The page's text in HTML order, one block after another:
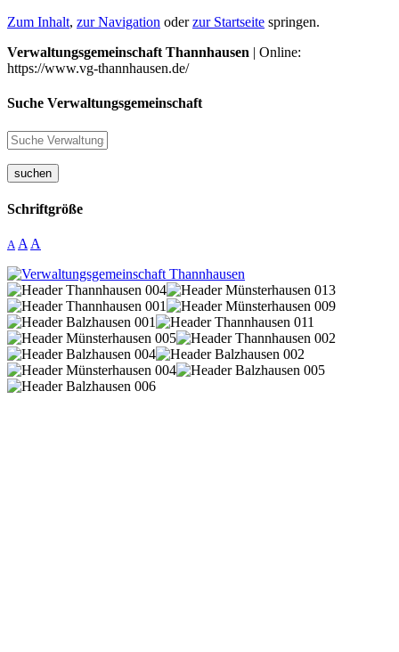
Zum Inhalt, zur Navigation oderzur Startseite springen.
Verwaltungsgemeinschaft Thannhausen | Online:
https://www.vg-thannhausen.de/
Suche Verwaltungsgemeinschaft
suchen
Schriftgröße
A A A